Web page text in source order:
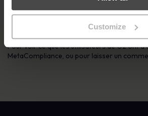
Customize
d’acheteurs, d’investisseurs et d’analystes
comparer et sélectionner les meilleurs
base des avis de leurs pairs.
Pour voir ce que les utilisateurs de G2 ont à
MetaCompliance, ou pour laisser un